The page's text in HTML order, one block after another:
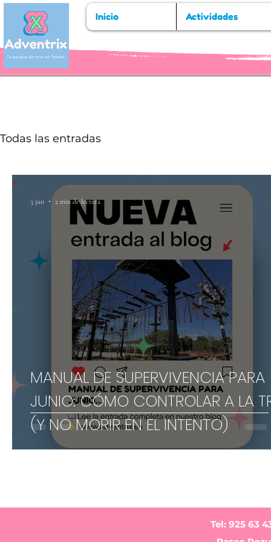
Inicio Actividades
Todas las entradas
MANUAL DE SUPERVIVENCIA PARA
JUNIO: CÓMO CONTROLAR A LA
(Y NO MORIR EN EL INTENTO)
3 jun 2 min de lectura
Tel: 925 63